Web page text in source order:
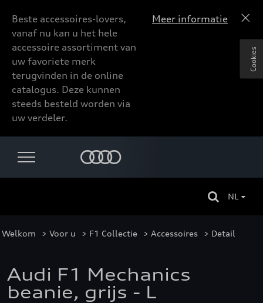
Beste accessoires-lovers,
vanaf nu kan u het hele
accessoire assortiment van
uw favoriete merk
terugvinden in de online
catalogus. Deze kunnen
steeds besteld worden via
uw verdeler.
Meer informatie
NL
Welkom > Voor u > F1 Collectie > Accessoires > Detail
Audi F1 Mechanics
beanie, grijs - L
Cookies